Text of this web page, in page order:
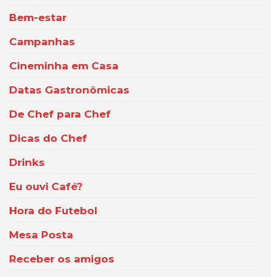
Bem-estar
Campanhas
Cineminha em Casa
Datas Gastronômicas
De Chef para Chef
Dicas do Chef
Drinks
Eu ouvi Café?
Hora do Futebol
Mesa Posta
Receber os amigos